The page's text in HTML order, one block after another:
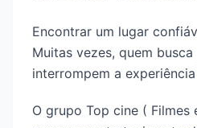
Encontrar um lugar
Muitas vezes, quem
interrompem a
O grupo Top cine (